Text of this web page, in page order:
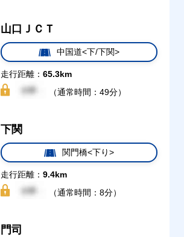
山口ＪＣＴ
中国道<下/下関>
走行距離： 65.3km
（通常時間：49分）
下関
関門橋<下り>
走行距離： 9.4km
（通常時間：8分）
門司